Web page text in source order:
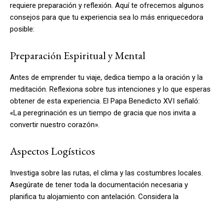
requiere preparación y reflexión. Aquí te ofrecemos algunos
consejos para que tu experiencia sea lo más enriquecedora
posible:
Preparación Espiritual y Mental
Antes de emprender tu viaje, dedica tiempo a la oración y la
meditación. Reflexiona sobre tus intenciones y lo que esperas
obtener de esta experiencia. El Papa Benedicto XVI señaló:
«La peregrinación es un tiempo de gracia que nos invita a
convertir nuestro corazón».
Aspectos Logísticos
Investiga sobre las rutas, el clima y las costumbres locales.
Asegúrate de tener toda la documentación necesaria y
planifica tu alojamiento con antelación. Considera la